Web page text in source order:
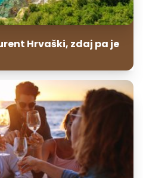
Hrvaški, zdaj pa je